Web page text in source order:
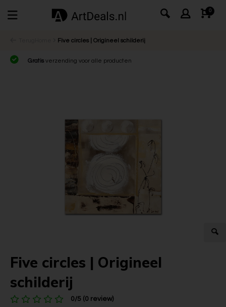
0
Five circles | Origineel schilderij
Gratis verzending voor alle producten
Five circles | Origineel
schilderij
0/5 (0 review)